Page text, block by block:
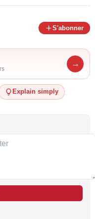
S'abonner
→
Explain simply